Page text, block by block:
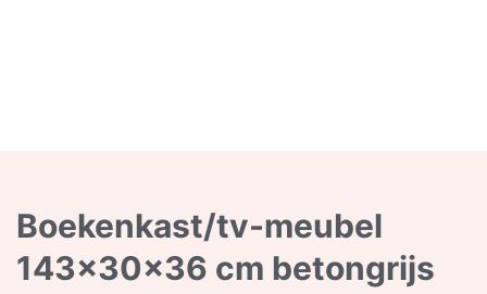
Boekenkast/tv-meubel
143x30x36 cm betongrijs